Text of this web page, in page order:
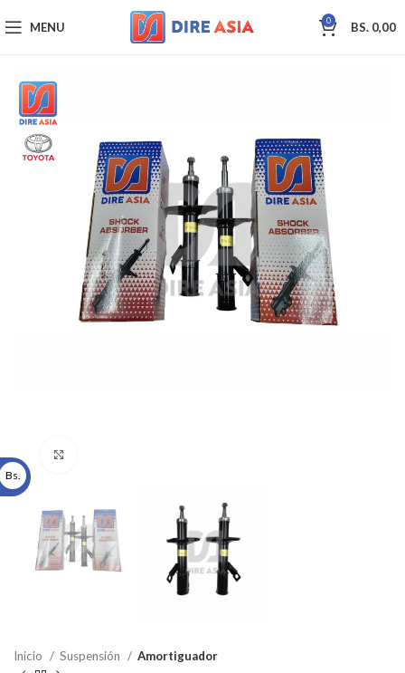
MENU 0 BS. 0,00
Inicio Suspensión Amortiguador
Bs.